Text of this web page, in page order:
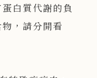
白質代謝的負
，請分開看